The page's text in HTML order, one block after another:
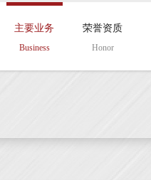
主要业务
Business
荣誉资质
Honor